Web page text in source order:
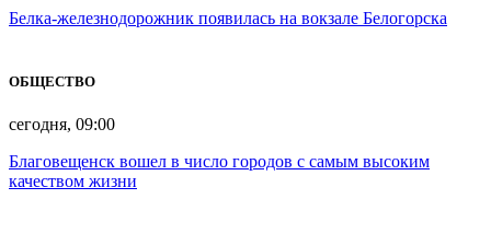
Белка-железнодорожник появилась на вокзале Белогорска
ОБЩЕСТВО
сегодня, 09:00
Благовещенск вошел в число городов с самым высоким
качеством жизни